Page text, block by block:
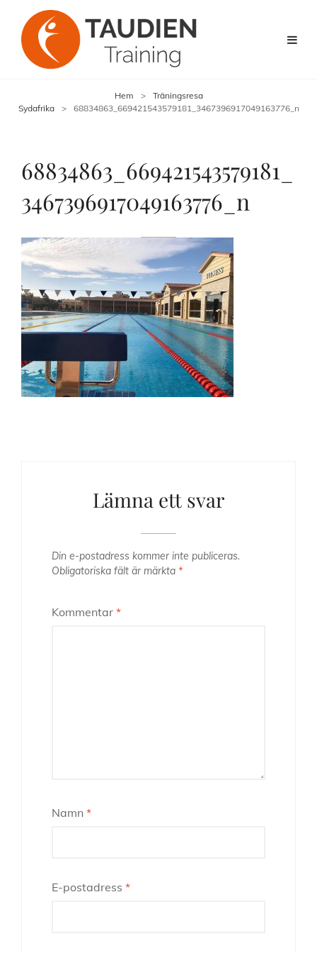
Hem >
Träningsresa
Sydafrika
> 68834863_669421543579181_3467396917049163776_n
68834863_669421543579181_
3467396917049163776_n
Lämna ett svar
Din e-postadress kommer inte publiceras.
Obligatoriska fält är märkta *
Kommentar *
Namn *
E-postadress *